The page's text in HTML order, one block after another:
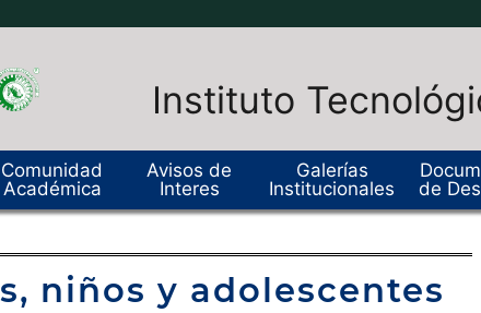
Instituto
Comunidad
Académica
Avisos de
Interes
Galerías
Institucionales
de
niños y adolescentes